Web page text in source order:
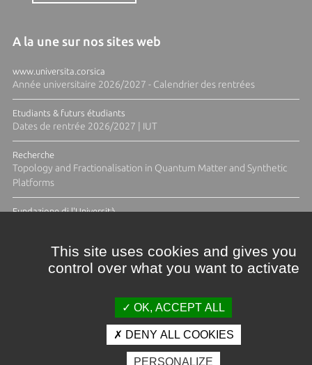
A la une sur nos sites web
www.universita.corsica
Année universitaire 2026/2027 - Calendrier des rentrées
Etudiants & futurs étudiants
Dates de rentrée 2026/2027 | IUT
Recherche
Topology and Fractionalisation in Quantum Matter and Synthetic
Platforms
Fundazione di l'Università
Crédits et mentions légales
This site uses cookies and gives you
control over what you want to activate
OK, ACCEPT ALL
DENY ALL COOKIES
PERSONALIZE